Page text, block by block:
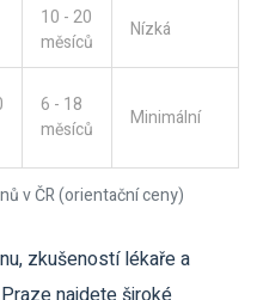
v ČR (orientační ceny)
10 - 20
měsíců
Nízká
6 - 18
měsíců
Minimální
zkušeností lékaře a